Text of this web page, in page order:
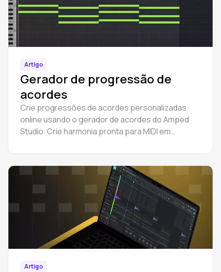
Artigo
Gerador de progressão de
acordes
Crie progressões de acordes personalizadas
online usando o gerador de acordes do Amped
Studio. Crie harmonia pronta para MIDI em
Artigo